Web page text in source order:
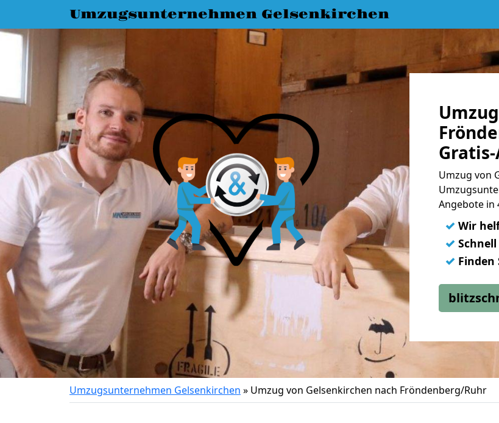
Umzugsunternehmen Gelsenkirchen
Umzug von
Angebote in
✓ Wir
✓
✓ Finden
Umzugsunternehmen Gelsenkirchen » Umzug von Gelsenkirchen nach Fröndenberg/Ruhr